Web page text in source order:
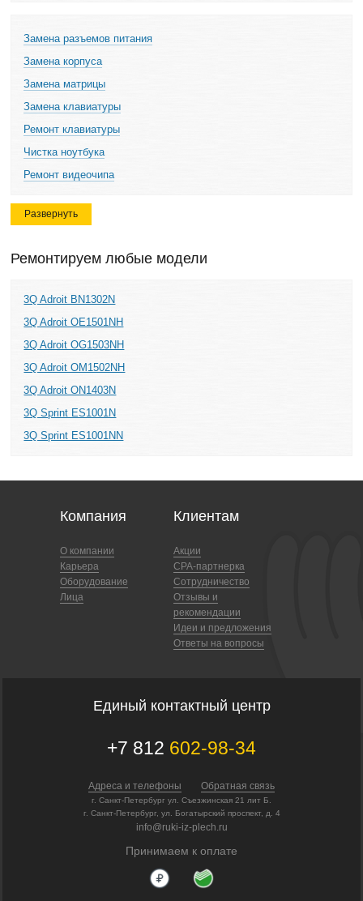
Замена разъемов питания
Замена корпуса
Замена матрицы
Замена клавиатуры
Ремонт клавиатуры
Чистка ноутбука
Ремонт видеочипа
Развернуть
Ремонтируем любые модели
3Q Adroit BN1302N
3Q Adroit OE1501NH
3Q Adroit OG1503NH
3Q Adroit OM1502NH
3Q Adroit ON1403N
3Q Sprint ES1001N
3Q Sprint ES1001NN
Компания
О компании
Карьера
Оборудование
Лица
Клиентам
Акции
CPA-партнерка
Сотрудничество
Отзывы и
рекомендации
Идеи и предложения
Ответы на вопросы
Единый контактный центр
+7 812 602-98-34
Адреса и телефоны Обратная связь
г. Санкт-Петербург ул. Съезжинская 21 лит Б.
г. Санкт-Петербург, ул. Богатырский проспект, д. 4
info@ruki-iz-plech.ru
Принимаем к оплате